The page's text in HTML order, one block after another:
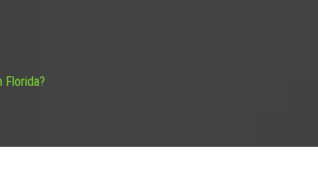
Florida?